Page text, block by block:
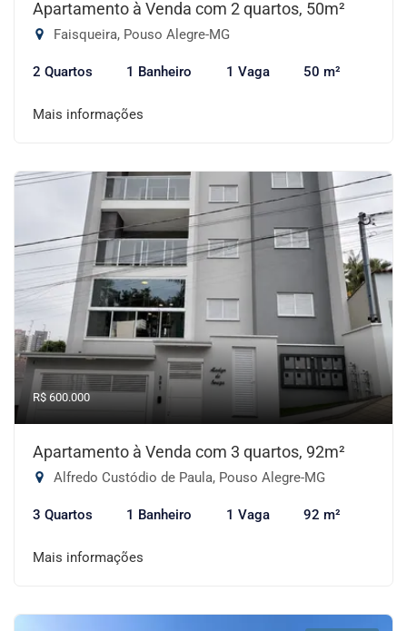
Apartamento à Venda com 2 quartos, 50m²
Faisqueira, Pouso Alegre-MG
2 Quartos 1 Banheiro 1 Vaga 50 m²
Mais informações
R$ 600.000
Apartamento à Venda com 3 quartos, 92m²
Alfredo Custódio de Paula, Pouso Alegre-MG
3 Quartos 1 Banheiro 1 Vaga 92 m²
Mais informações